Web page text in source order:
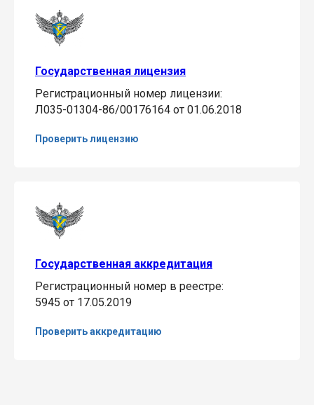
Государственная лицензия
Регистрационный номер лицензии:
Л035-01304-86/00176164 от 01.06.2018
Проверить лицензию
Государственная аккредитация
Регистрационный номер в реестре:
5945 от 17.05.2019
Проверить аккредитацию